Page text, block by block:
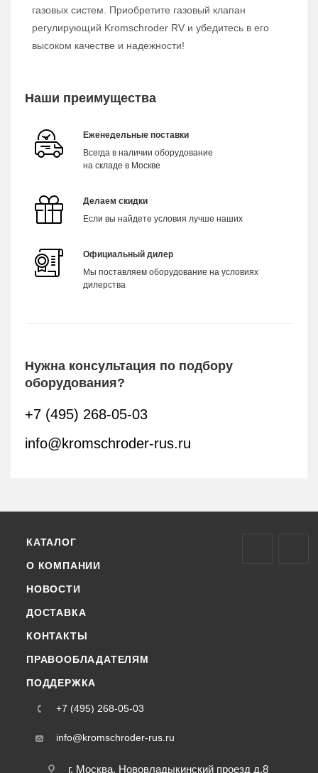
газовых систем. Приобретите газовый клапан
регулирующий Kromschroder RV и убедитесь в его
высоком качестве и надежности!
Наши преимущества
Еженедельные поставки
Всегда в наличии оборудование
на складе в Москве
Делаем скидки
Если вы найдете условия лучше наших
Официальный дилер
Мы поставляем оборудование на условиях
дилерства
Нужна консультация по подбору
оборудования?
+7 (495) 268-05-03
info@kromschroder-rus.ru
КАТАЛОГ
О КОМПАНИИ
НОВОСТИ
ДОСТАВКА
КОНТАКТЫ
ПРАВООБЛАДАТЕЛЯМ
ПОДДЕРЖКА
+7 (495) 268-05-03
info@kromschroder-rus.ru
г. Москва, Нововладыкинский проезд д.8